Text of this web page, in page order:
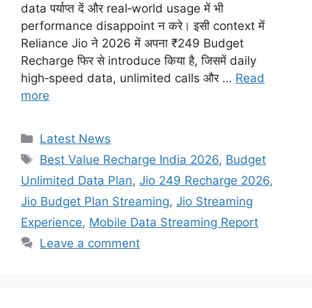
data पर्याप्त दें और real‑world usage में भी
performance disappoint न करे। इसी context में
Reliance Jio ने 2026 में अपना ₹249 Budget
Recharge फिर से introduce किया है, जिसमें daily
high‑speed data, unlimited calls और … Read
more
Categories
Latest News
Tags
Best Value Recharge India 2026, Budget
Unlimited Data Plan, Jio 249 Recharge 2026,
Jio Budget Plan Streaming, Jio Streaming
Experience, Mobile Data Streaming Report
Leave a comment